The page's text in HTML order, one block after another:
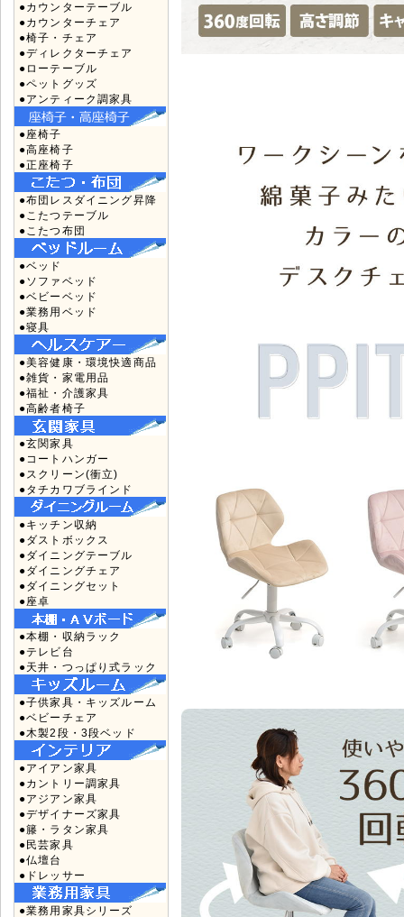
●カウンターテーブル
●カウンターチェア
●椅子・チェア
●ディレクターチェア
●ローテーブル
●ペットグッズ
●アンティーク調家具
●座椅子
●高座椅子
●正座椅子
●布団レスダイニング昇降
●こたつテーブル
●こたつ布団
●ベッド
●ソファベッド
●ベビーベッド
●業務用ベッド
●寝具
●美容健康・環境快適商品
●雑貨・家電用品
●福祉・介護家具
●高齢者椅子
●玄関家具
●コートハンガー
●スクリーン(衝立)
●タチカワブラインド
●キッチン収納
●ダストボックス
●ダイニングテーブル
●ダイニングチェア
●ダイニングセット
●座卓
●本棚・収納ラック
●テレビ台
●天井・つっぱり式ラック
●子供家具・キッズルーム
●ベビーチェア
●木製2段・3段ベッド
●アイアン家具
●カントリー調家具
●アジアン家具
●デザイナーズ家具
●籐・ラタン家具
●民芸家具
●仏壇台
●ドレッサー
●業務用家具シリーズ